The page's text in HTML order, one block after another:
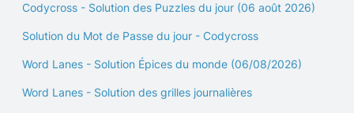
Codycross - Solution des Puzzles du jour (06 août 2026)
Solution du Mot de Passe du jour - Codycross
Word Lanes - Solution Épices du monde (06/08/2026)
Word Lanes - Solution des grilles journalières